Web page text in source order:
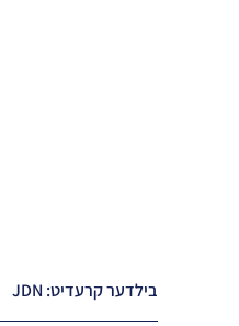
בילדער קרעדיט: JDN